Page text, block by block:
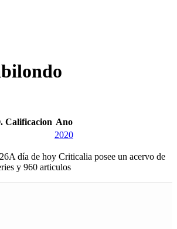
Calificacion Ano
2020
A día de hoy Criticalia posee un acervo de
y 960 articulos